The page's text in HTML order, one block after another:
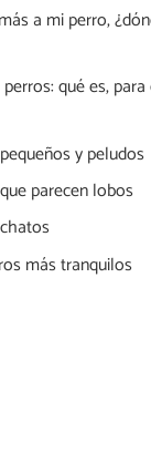
a mi perro,
qué es,
y peludos
parecen lobos
más tranquilos